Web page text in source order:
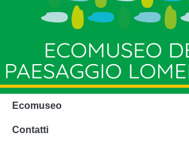
Ecomuseo
Contatti